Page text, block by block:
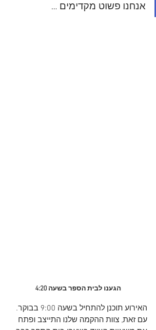
אנחנו פשוט מקדימים ...
הגענו לבית הספר בשעה 4:20
האירוע תוכנן להתחיל בשעה 9:00 בבוקר.
עם זאת, צוות ההקמה שלנו התייצב ופתח